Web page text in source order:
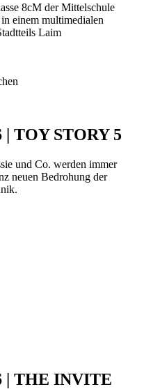
8cM der Mittelschule
einem multimedialen
Laim
| TOY STORY 5
und Co. werden immer
neuen Bedrohung der
| THE INVITE